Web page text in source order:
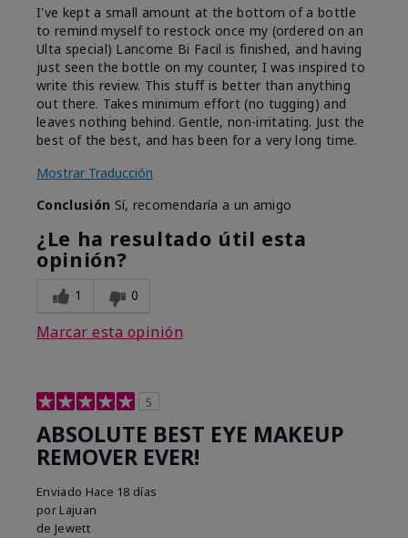
I've kept a small amount at the bottom of a bottle
to remind myself to restock once my (ordered on an
Ulta special) Lancome Bi Facil is finished, and having
just seen the bottle on my counter, I was inspired to
write this review. This stuff is better than anything
out there. Takes minimum effort (no tugging) and
leaves nothing behind. Gentle, non-irritating. Just the
best of the best, and has been for a very long time.
Mostrar Traducción
Conclusión Sí, recomendaría a un amigo
¿Le ha resultado útil esta
opinión?
1 0
Marcar esta opinión
5
ABSOLUTE BEST EYE MAKEUP
REMOVER EVER!
Enviado Hace 18 días
por Lajuan
de Jewett